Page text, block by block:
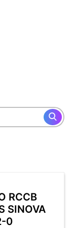
RCCB
SINOVA
0